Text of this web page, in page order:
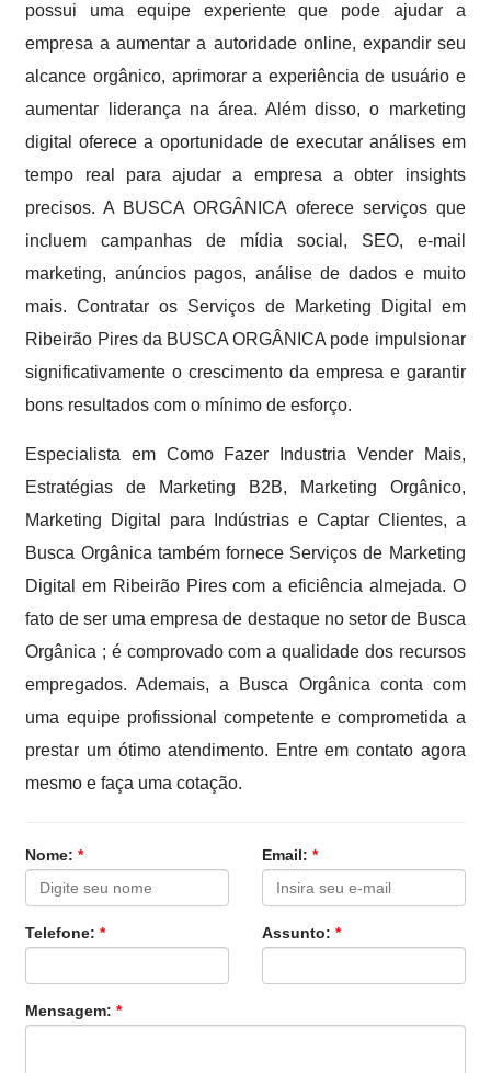
possui uma equipe experiente que pode ajudar a
empresa a aumentar a autoridade online, expandir seu
alcance orgânico, aprimorar a experiência de usuário e
aumentar liderança na área. Além disso, o marketing
digital oferece a oportunidade de executar análises em
tempo real para ajudar a empresa a obter insights
precisos. A BUSCA ORGÂNICA oferece serviços que
incluem campanhas de mídia social, SEO, e-mail
marketing, anúncios pagos, análise de dados e muito
mais. Contratar os Serviços de Marketing Digital em
Ribeirão Pires da BUSCA ORGÂNICA pode impulsionar
significativamente o crescimento da empresa e garantir
bons resultados com o mínimo de esforço.
Especialista em Como Fazer Industria Vender Mais,
Estratégias de Marketing B2B, Marketing Orgânico,
Marketing Digital para Indústrias e Captar Clientes, a
Busca Orgânica também fornece Serviços de Marketing
Digital em Ribeirão Pires com a eficiência almejada. O
fato de ser uma empresa de destaque no setor de Busca
Orgânica ; é comprovado com a qualidade dos recursos
empregados. Ademais, a Busca Orgânica conta com
uma equipe profissional competente e comprometida a
prestar um ótimo atendimento. Entre em contato agora
mesmo e faça uma cotação.
Nome:* Email: *
Telefone:* Assunto: *
Mensagem:*